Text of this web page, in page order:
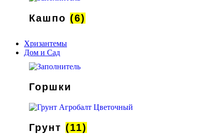
Кашпо (6)
Хризантемы
Дом и Сад
Горшки
Грунт (11)